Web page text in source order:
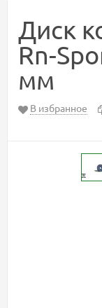
Диск
Rn-
мм
В избранное